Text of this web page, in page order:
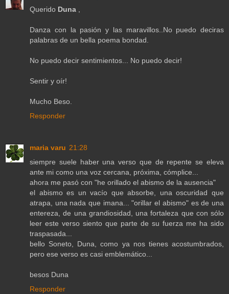
Querido Duna ,
Danza con la pasión y las maravillos..No puedo deciras
palabras de un bella poema bondad.
No puedo decir sentimientos... No puedo decir!
Sentir y oír!
Mucho Beso.
Responder
maria varu 21:28
siempre suele haber una verso que de repente se eleva
ante mi como una voz cercana, próxima, cómplice...
ahora me pasó con "he orillado el abismo de la ausencia"
el abismo es un vacío que absorbe, una oscuridad que
atrapa, una nada que imana... "orillar el abismo" es de una
entereza, de una grandiosidad, una fortaleza que con sólo
leer este verso siento que parte de su fuerza me ha sido
traspasada...
bello Soneto, Duna, como ya nos tienes acostumbrados,
pero ese verso es casi emblemático...
besos Duna
Responder